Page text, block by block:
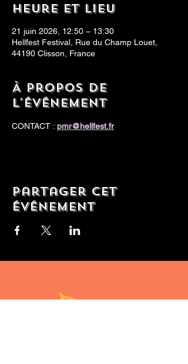
Heure et lieu
21 juin 2026, 12:50 – 13:30
Hellfest Festival, Rue du Champ Louet,
44190 Clisson, France
À propos de
l'événement
CONTACT : pmr@hellfest.fr
Partager cet
événement